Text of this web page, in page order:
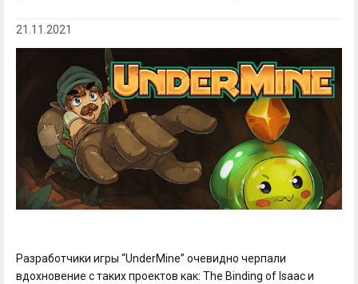
21.11.2021
Разработчики игры “UnderMine” очевидно черпали
вдохновение с таких проектов как: The Binding of Isaac и